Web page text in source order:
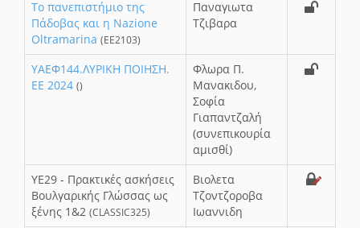
Το πανεπιστήμιο της
Πάδοβας και η Nazione
Oltramarina (EE2103)
Παναγιωτα
Τζιβαρα
ΥΑΕΦ144.ΛΥΡΙΚΗ ΠΟΙΗΣΗ.
ΕΕ 2024 ()
Φλωρα Π.
Μανακιδου,
Σοφία
Γιαπαντζαλή
(συνεπικουρία
αμισθί)
ΥΕ29 - Πρακτικές ασκήσεις
Βουλγαρικής Γλώσσας ως
ξένης 1&2 (CLASSIC325)
Βιολετα
Τζοντζοροβα
Ιωαννιδη